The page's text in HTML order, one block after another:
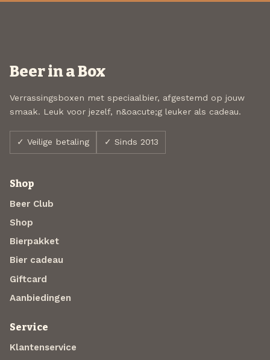
Beer in a Box
Verrassingsboxen met speciaalbier, afgestemd op jouw
smaak. Leuk voor jezelf, n&oacute;g leuker als cadeau.
✓ Veilige betaling ✓ Sinds 2013
Shop
Beer Club
Shop
Bierpakket
Bier cadeau
Giftcard
Aanbiedingen
Service
Klantenservice